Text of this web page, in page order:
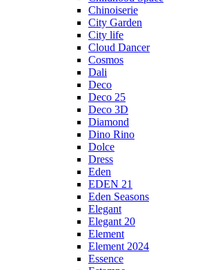
Chinoiserie
City Garden
City life
Cloud Dancer
Cosmos
Dali
Deco
Deco 25
Deco 3D
Diamond
Dino Rino
Dolce
Dress
Eden
EDEN 21
Eden Seasons
Elegant
Elegant 20
Element
Element 2024
Essence